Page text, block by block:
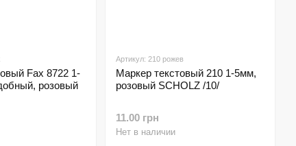
Fax 8722 1-
розовый
Артикул: 210 рожев
Маркер текстовый 210 1-5мм,
розовый SCHOLZ /10/
11.00 грн
Нет в наличии